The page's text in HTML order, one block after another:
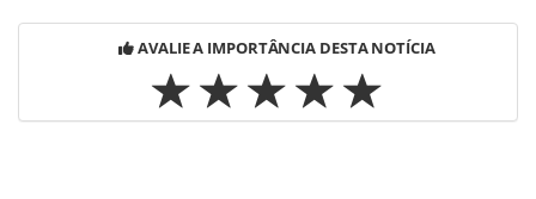
AVALIE A IMPORTÂNCIA DESTA NOTÍCIA